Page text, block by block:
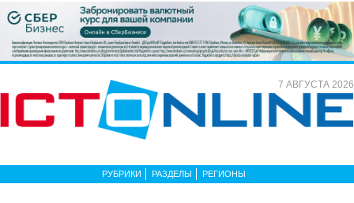
7 АВГУСТА 2026
РУБРИКИ РАЗДЕЛЫ РЕГИОНЫ